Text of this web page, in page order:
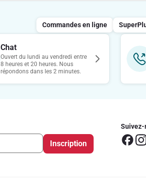
Commandes en ligne
Chat
Ouvert du lundi au vendredi entre
8 heures et 20 heures. Nous
répondons dans les 2 minutes.
Inscription
Suivez-